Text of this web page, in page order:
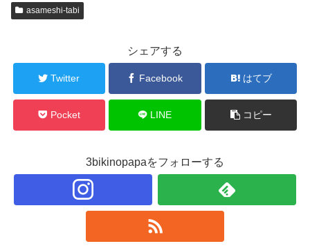
asameshi-tabi
シェアする
Twitter Facebook はてブ
Pocket LINE コピー
3bikinopapaをフォローする